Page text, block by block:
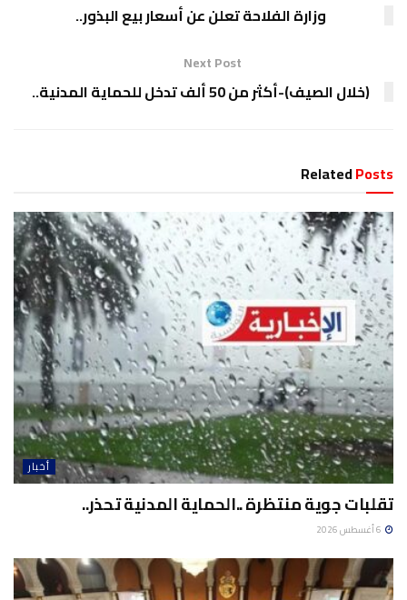
وزارة الفلاحة تعلن عن أسعار بيع البذور..
Next Post
(خلال الصيف)-أكثر من 50 ألف تدخل للحماية المدنية..
RelatedPosts
أخبار
تقلبات جوية منتظرة ..الحماية المدنية تحذر..